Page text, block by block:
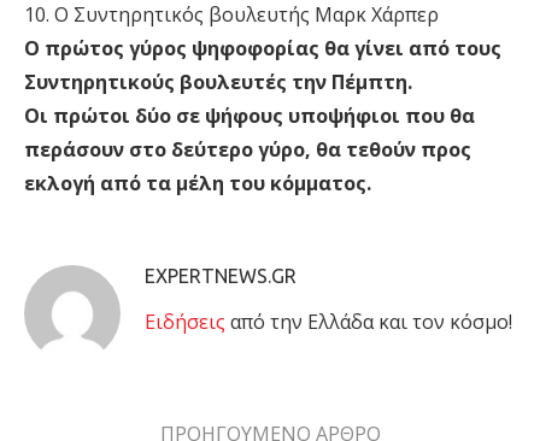
10. Ο Συντηρητικός βουλευτής Μαρκ Χάρπερ
Ο πρώτος γύρος ψηφοφορίας θα γίνει από τους
Συντηρητικούς βουλευτές την Πέμπτη.
Οι πρώτοι δύο σε ψήφους υποψήφιοι που θα
περάσουν στο δεύτερο γύρο, θα τεθούν προς
εκλογή από τα μέλη του κόμματος.
EXPERTNEWS.GR
Eιδήσεις από την Ελλάδα και τον κόσμο!
ΠΡΟΗΓΟΥΜΕΝΟ ΑΡΘΡΟ